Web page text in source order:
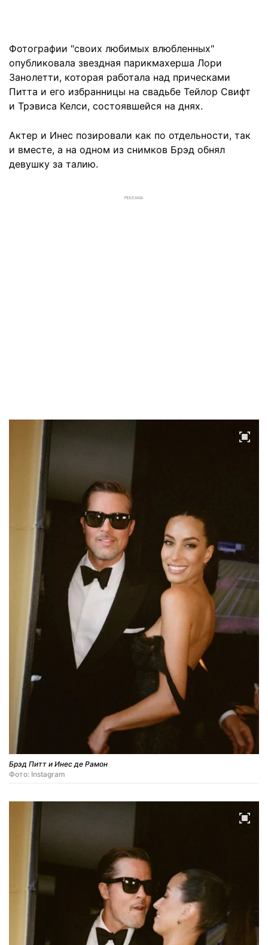
Фотографии "своих любимых влюбленных"
опубликовала звездная парикмахерша Лори
Занолетти, которая работала над прическами
Питта и его избранницы на свадьбе Тейлор Свифт
и Трэвиса Келси, состоявшейся на днях.
Актер и Инес позировали как по отдельности, так
и вместе, а на одном из снимков Брэд обнял
девушку за талию.
РЕКЛАМА
Брэд Питт и Инес де Рамон
Фото: Instagram